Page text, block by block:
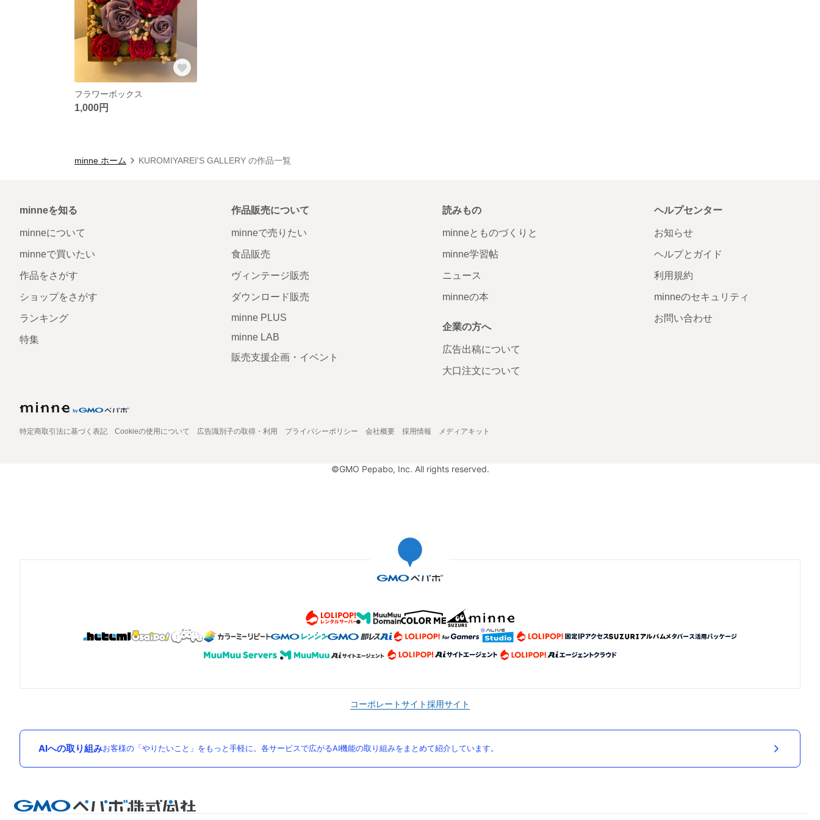
フラワーボックス
1,000円
minne ホーム KUROMIYAREI'S GALLERY の作品一覧
minneを知る
minneについて
minneで買いたい
作品をさがす
ショップをさがす
ランキング
特集
作品販売について
minneで売りたい
食品販売
ヴィンテージ販売
ダウンロード販売
minne PLUS
minne LAB
販売支援企画・イベント
読みもの
minneとものづくりと
minne学習帖
ニュース
minneの本
企業の方へ
広告出稿について
大口注文について
ヘルプセンター
お知らせ
ヘルプとガイド
利用規約
minneのセキュリティ
お問い合わせ
特定商取引法に基づく表記 Cookieの使用について 広告識別子の取得・利用 プライバシーポリシー 会社概要 採用情報 メディアキット
©GMO Pepabo, Inc. All rights reserved.
コーポレートサイト採用サイト
AIへの取り組みお客様の「やりたいこと」をもっと手軽に。各サービスで広がるAI機能の取り組みをまとめて紹介しています。